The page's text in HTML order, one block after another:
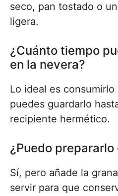
seco, pan tostado o
ligera.
¿Cuánto tiempo
en la nevera?
Lo ideal es
puedes guardarlo
recipiente hermético.
¿Puedo
Sí, pero añade la
servir para que